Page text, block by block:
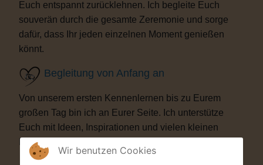
Euch entspannt zurücklehnen. Ich begleite Euch
souverän durch die gesamte Zeremonie und sorge
dafür, dass Ihr jeden einzelnen Moment genießen
könnt.
Begleitung von Anfang an
Von unserem ersten Kennenlernen bis zu Eurem
großen Tag bin ich an Eurer Seite. Ich unterstütze
Euch mit Ideen, Inspirationen und vielen kleinen
Details, die Eure Trauung besonders machen.
Wir benutzen Cookies